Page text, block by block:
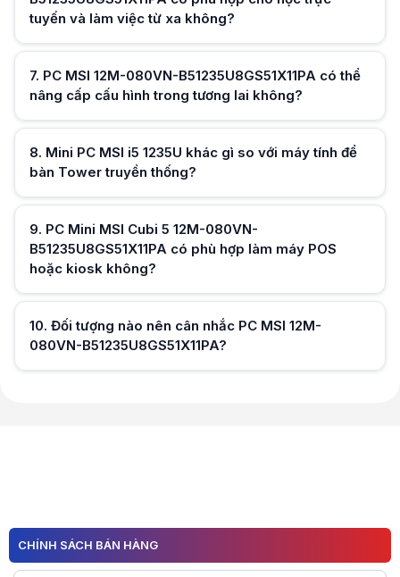
tuyến và làm việc từ xa không?
7. PC MSI 12M-080VN-B51235U8GS51X11PA có thể
nâng cấp cấu hình trong tương lai không?
8. Mini PC MSI i5 1235U khác gì so với máy tính để
bàn Tower truyền thống?
Hữu ích (0
9. PC Mini MSI Cubi 5 12M-080VN-
B51235U8GS51X11PA có phù hợp làm máy POS
hoặc kiosk không?
10. Đối tượng nào nên cân nhắc PC MSI 12M-
080VN-B51235U8GS51X11PA?
CHÍNH SÁCH BÁN HÀNG